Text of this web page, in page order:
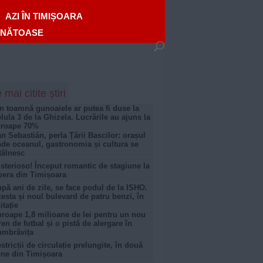
AZI ÎN TIMIȘOARA
mai citite știri
toamnă gunoaiele ar putea fi duse la
3 de la Ghizela. Lucrările au ajuns la
70%
Sebastián, perla Țării Bascilor: orașul
oceanul, gastronomia și cultura se
Început romantic de stagiune la
din Timișoara
ani de zile, se face podul de la ISHO.
și noul bulevard de patru benzi, în
1,8 milioane de lei pentru un nou
de fotbal și o pistă de alergare în
de circulație prelungite, în două
din Timișoara